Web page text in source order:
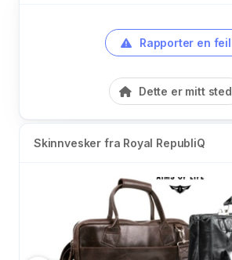
Rapporter en feil
Dette er mitt sted
Skinnvesker fra Royal RepubliQ